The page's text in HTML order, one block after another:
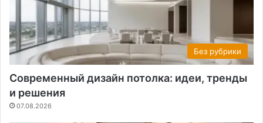
Без рубрики
Современный дизайн потолка: идеи, тренды
и решения
07.08.2026